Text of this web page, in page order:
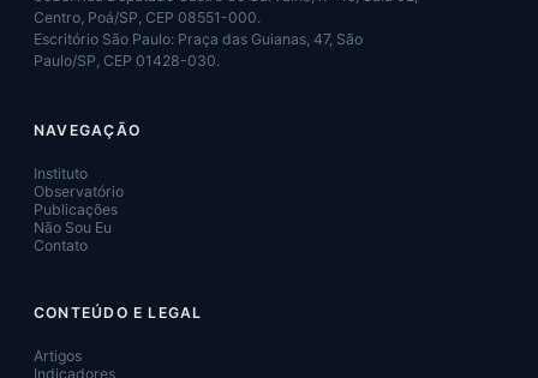
Centro, Poá/SP, CEP 08551-000.
Escritório São Paulo: Praça das Guianas, 47, São
Paulo/SP, CEP 01428-030.
NAVEGAÇÃO
Instituto
Observatório
Publicações
Não Sou Eu
Contato
CONTEÚDO E LEGAL
Artigos
Indicadores